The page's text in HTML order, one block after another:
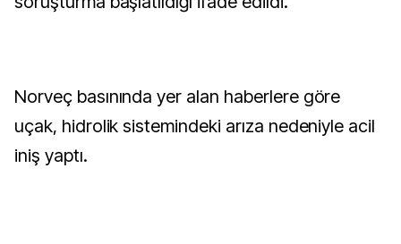
Norveç basınında yer alan haberlere göre
uçak, hidrolik sistemindeki arıza nedeniyle acil
iniş yaptı.